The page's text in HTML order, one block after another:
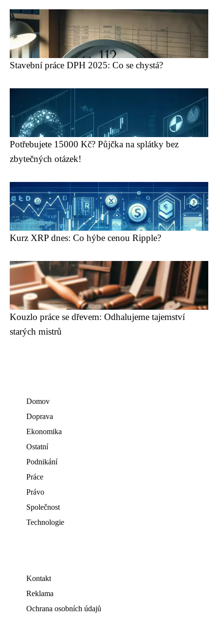
Stavební práce DPH 2025: Co se chystá?
Potřebujete 15000 Kč? Půjčka na splátky bez
zbytečných otázek!
Kurz XRP dnes: Co hýbe cenou Ripple?
Kouzlo práce se dřevem: Odhalujeme tajemství
starých mistrů
Domov
Doprava
Ekonomika
Ostatní
Podnikání
Práce
Právo
Společnost
Technologie
Kontakt
Reklama
Ochrana osobních údajů